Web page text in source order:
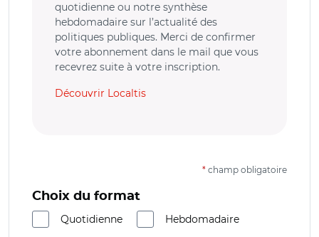
quotidienne ou notre synthèse
hebdomadaire sur l’actualité des
politiques publiques. Merci de confirmer
votre abonnement dans le mail que vous
recevrez suite à votre inscription.
Découvrir Localtis
* champ obligatoire
Choix du format
Quotidienne
Hebdomadaire